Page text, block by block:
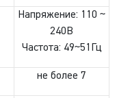
Напряжение: 110 ~
240В
Частота: 49~51Гц
не более 7